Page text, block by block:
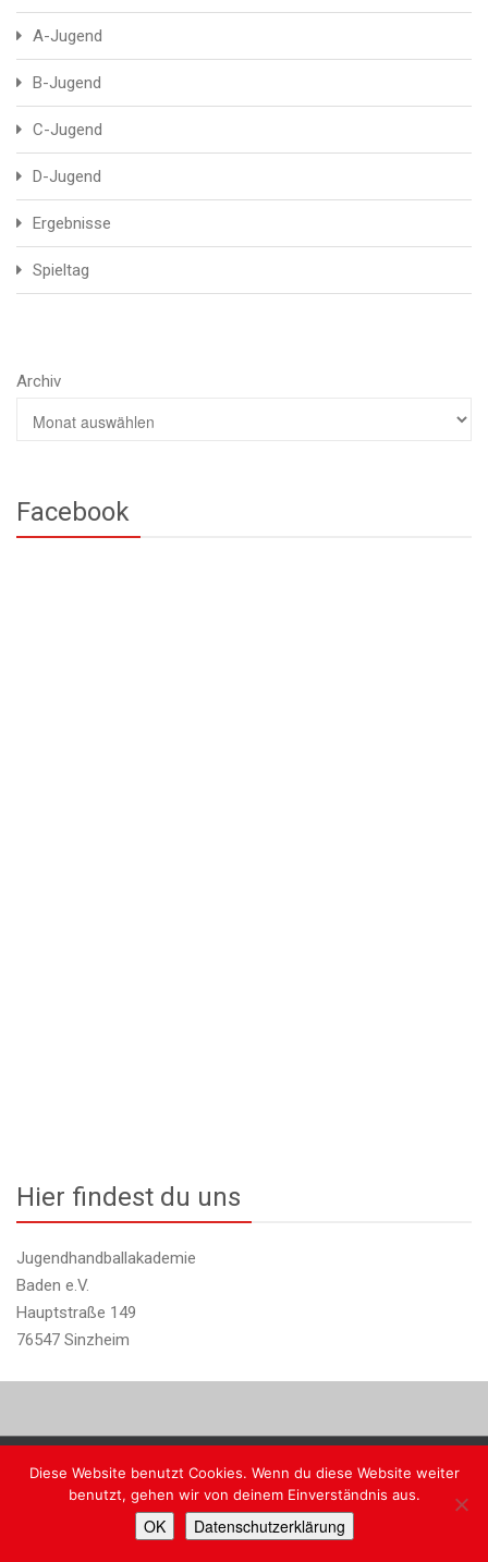
A-Jugend
B-Jugend
C-Jugend
D-Jugend
Ergebnisse
Spieltag
Archiv
Facebook
Hier findest du uns
Jugendhandballakademie
Baden e.V.
Hauptstraße 149
76547 Sinzheim
Copyright @ JHA Baden
Diese Website benutzt Cookies. Wenn du diese Website weiter
benutzt, gehen wir von deinem Einverständnis aus.
OK Datenschutzerklärung